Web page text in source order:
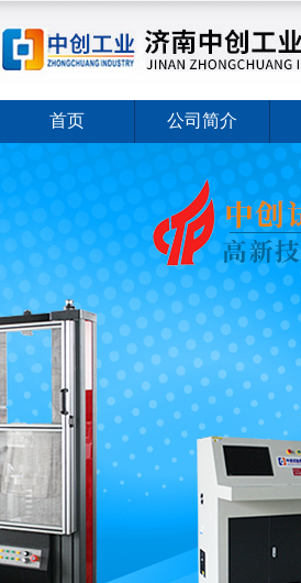
济南中创工业测试系统有限公司
首页 公司简介